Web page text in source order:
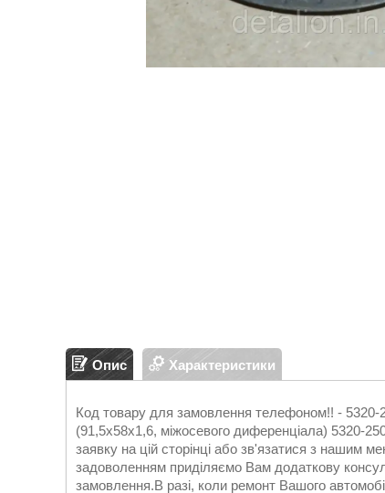
Опис Характеристики
Код товару для замовлення телефоном!! -
(91,5х58х1,6, міжосевого диференціала) 5320-
заявку на цій сторінці або зв'язатися з нашим
задоволенням приділяємо Вам додаткову
замовлення.В разі, коли ремонт Вашого